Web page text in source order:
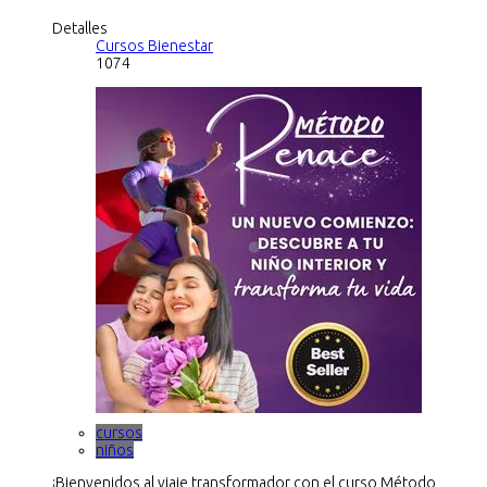
Detalles
Cursos Bienestar
1074
cursos
niños
¡Bienvenidos al viaje transformador con el curso Método